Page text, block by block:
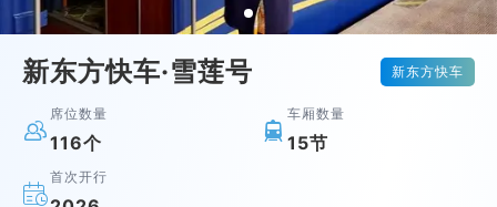
新东方快车·雪莲号 新东方快车

席位数量
116个 
车厢数量
15节

首次开行